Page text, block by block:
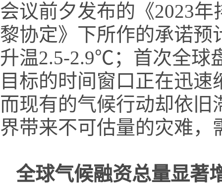
会议前夕发布的《2023
黎协定》下所作的承诺预
升温2.5-2.9℃；首次全球
目标的时间窗口正在迅
而现有的气候行动却依
界带来不可估量的灾难
全球气候融资总量显著